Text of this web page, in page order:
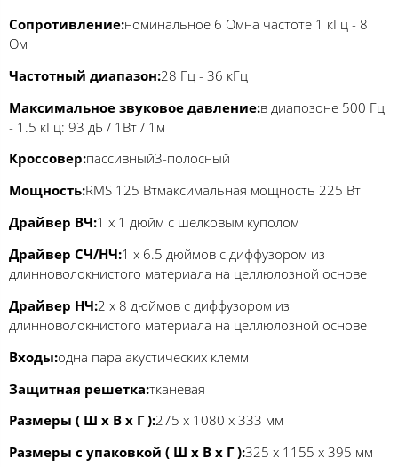
Сопротивление:номинальное 6 Омна частоте 1 кГц - 8
Ом
Частотный диапазон:28 Гц - 36 кГц
Максимальное звуковое давление:в диапозоне 500 Гц
- 1.5 кГц: 93 дБ / 1Вт / 1м
Кроссовер:пассивный3-полосный
Мощность:RMS 125 Втмаксимальная мощность 225 Вт
Драйвер ВЧ:1 x 1 дюйм с шелковым куполом
Драйвер СЧ/НЧ:1 x 6.5 дюймов с диффузором из
длинноволокнистого материала на целлюлозной основе
Драйвер НЧ:2 x 8 дюймов с диффузором из
длинноволокнистого материала на целлюлозной основе
Входы:одна пара акустических клемм
Защитная решетка:тканевая
Размеры ( Ш x В x Г ):275 x 1080 x 333 мм
Размеры с упаковкой ( Ш x В x Г ):325 х 1155 х 395 мм